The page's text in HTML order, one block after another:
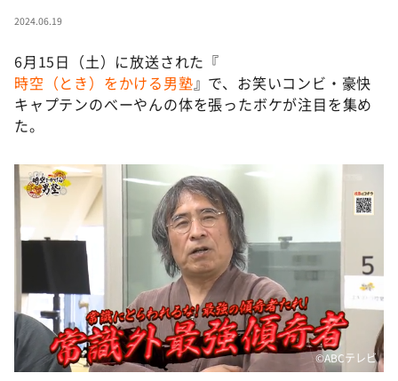
これ余談なんですけど・・・
て真剣です
探偵！ナイトスクープ
DAIGOも台所 ～きょうの献立 何にする？～
本日はダイアンなり！シーズン２
朝だ！生です旅サラダ
教えて！ニュースライブ 正義のミカタ
ＬＩＦＥ～夢のカタチ～
新婚さんいらっしゃい！
ポツンと一軒家
2024.06.19
6月15日（土）に放送された『
時空（とき）をかける男塾』で、お笑いコンビ・豪快
キャプテンのべーやんの体を張ったボケが注目を集め
た。
©️ABCテレビ